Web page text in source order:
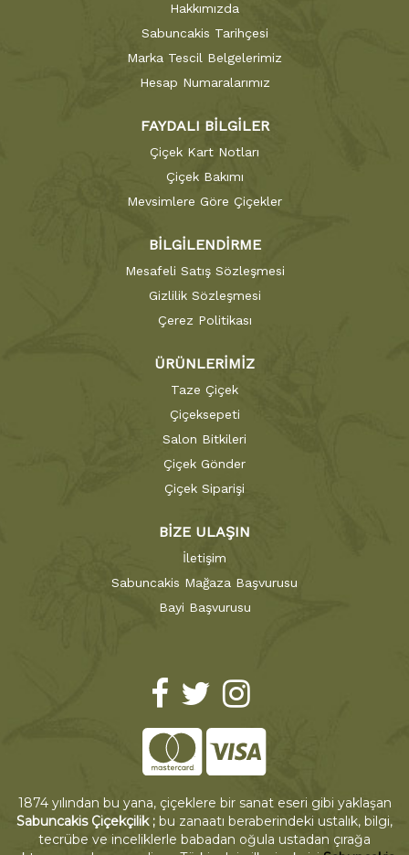
Hakkımızda
Sabuncakis Tarihçesi
Marka Tescil Belgelerimiz
Hesap Numaralarımız
FAYDALI BİLGİLER
Çiçek Kart Notları
Çiçek Bakımı
Mevsimlere Göre Çiçekler
BİLGİLENDİRME
Mesafeli Satış Sözleşmesi
Gizlilik Sözleşmesi
Çerez Politikası
ÜRÜNLERİMİZ
Taze Çiçek
Çiçeksepeti
Salon Bitkileri
Çiçek Gönder
Çiçek Siparişi
BİZE ULAŞIN
İletişim
Sabuncakis Mağaza Başvurusu
Bayi Başvurusu
1874 yılından bu yana, çiçeklere bir sanat eseri gibi yaklaşan
Sabuncakis Çiçekçilik ; bu zanaatı beraberindeki ustalık, bilgi,
tecrübe ve inceliklerle babadan oğula ustadan çırağa